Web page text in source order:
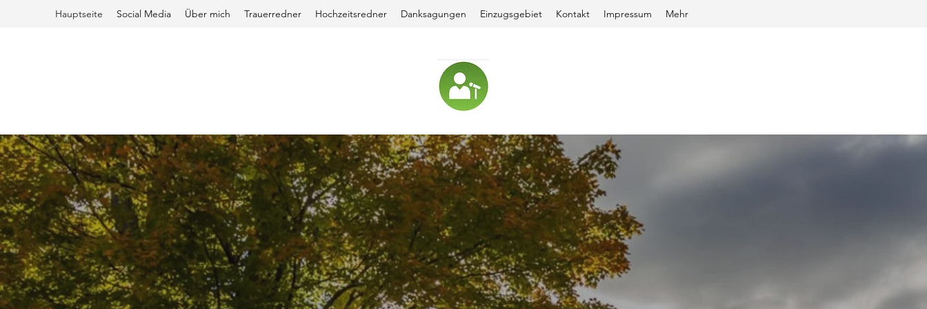
Hauptseite Social Media Über mich Trauerredner Hochzeitsredner Danksagungen Einzugsgebiet Kontakt Impressum Mehr